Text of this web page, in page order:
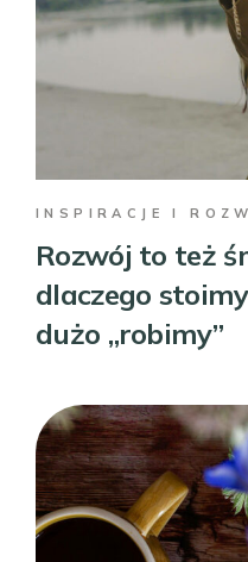
INSPIRACJE I
Rozwój to też
dlaczego
dużo „robimy”